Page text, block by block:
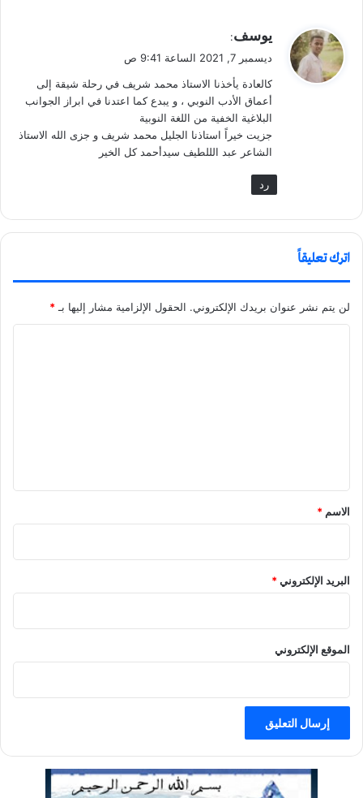
ل
يوسف:
ديسمبر 7, 2021 الساعة 9:41 ص
كالعادة يأخذنا الاستاذ محمد شريف في رحلة شيقة إلى
أعماق الأدب النوبي ، و يبدع كما اعتدنا في ابراز الجوانب
البلاغية الخفية من اللغة النوبية
جزيت خيراً استاذنا الجليل محمد شريف و جزى الله الاستاذ
الشاعر عبد الللطيف سيدأحمد كل الخير
رد
اترك تعليقاً
لن يتم نشر عنوان بريدك الإلكتروني. الحقول الإلزامية مشار إليها بـ*
الاسم *
البريد الإلكتروني*
الموقع الإلكتروني